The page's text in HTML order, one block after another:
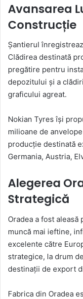
Avansarea
Construcție
Șantierul
Clădirea destinată
pregătire pentru
depozitului și a
graficului agreat.
Nokian Tyres își
milioane de
producție destinată
Germania, Austria,
Alegerea
Strategică
Oradea a fost
muncă mai ieftine,
excelente către
strategice, la drum
destinații de export
Fabrica din Oradea